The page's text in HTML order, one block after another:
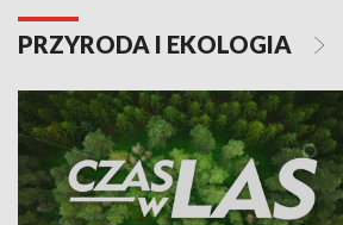
PRZYRODA I EKOLOGIA